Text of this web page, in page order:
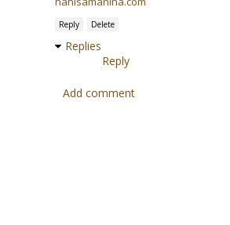
Reply Delete
Replies
Reply
Add comment